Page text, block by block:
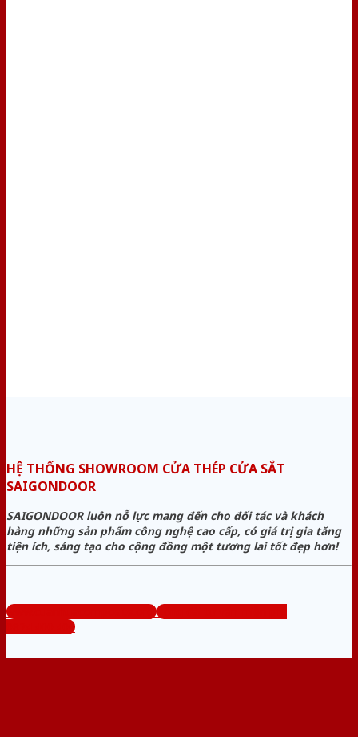
HỆ THỐNG SHOWROOM CỬA THÉP CỬA SẮT
SAIGONDOOR
SAIGONDOOR luôn nỗ lực mang đến cho đối tác và khách
hàng những sản phẩm công nghệ cao cấp, có giá trị gia tăng
tiện ích, sáng tạo cho cộng đồng một tương lai tốt đẹp hơn!
www.cuanhuacomposite.org
Tổng đài tư vấn miễn phí:
0824.400.400